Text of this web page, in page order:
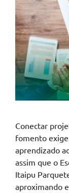
Conectar
fomento
aprendizado
assim que o
Itaipu
aproximando